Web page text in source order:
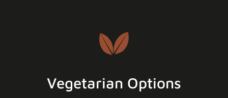
Vegetarian Options